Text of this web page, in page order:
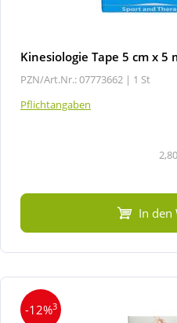
Kinesiologie Tape 5 cm x 5
PZN/Art.Nr.: 07773662 | 1 St
Pflichtangaben
In den
-12%3